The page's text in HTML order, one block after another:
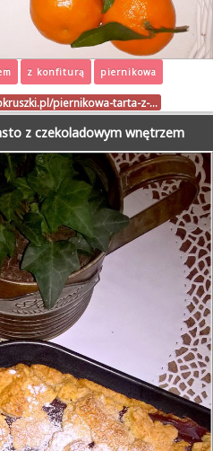
z konfiturą piernikowa
piernikowa-tarta-z-…
z czekoladowym wnętrzem